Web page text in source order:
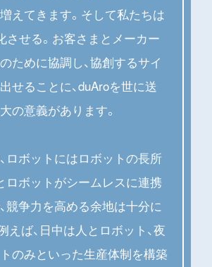
えてきます。そして私たちは
させる。お客さまとメーカー
ために協調し、協創するサイ
せることに、duAroを世に送
の意義があります。
ロボットにはロボットの長所
ロボットがシームレスに連携
競争力を高める余地は十分に
えば、日中は人とロボット、夜
のみといった生産体制を構築